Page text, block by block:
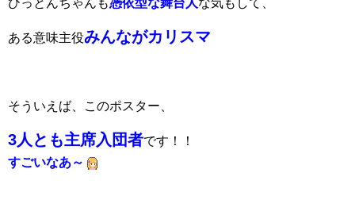
ひっとんちゃんも憑依型な舞台人な気もして、
ある意味主役みんながカリスマ
そういえば、このポスター、
3人とも主席入団者です！！
すごいなあ～